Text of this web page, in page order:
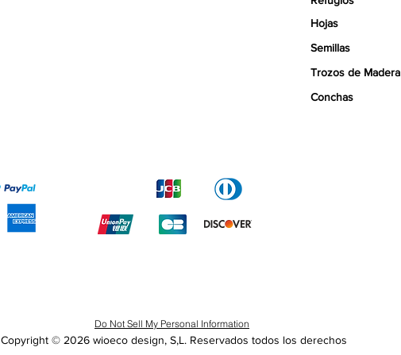
Hojas
Semillas
Trozos de Madera
Conchas
Do Not Sell My Personal Information
Copyright © 2026 wioeco design, S,L. Reservados todos los derechos